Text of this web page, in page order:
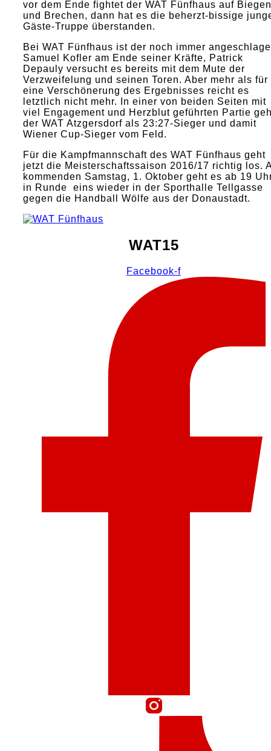
vor dem Ende fightet der WAT Fünfhaus auf Biegen
und Brechen, dann hat es die beherzt-bissige
Gäste-Truppe überstanden.
Bei WAT Fünfhaus ist der noch immer
Samuel Kofler am Ende seiner Kräfte, Patrick
Depauly versucht es bereits mit dem Mute der
Verzweifelung und seinen Toren. Aber mehr als für
eine Verschönerung des Ergebnisses reicht es
letztlich nicht mehr. In einer von beiden Seiten mit
viel Engagement und Herzblut geführten Partie
der WAT Atzgersdorf als 23:27-Sieger und damit
Wiener Cup-Sieger vom Feld.
Für die Kampfmannschaft des WAT Fünfhaus geht
jetzt die Meisterschaftssaison 2016/17 richtig los.
kommenden Samstag, 1. Oktober geht es ab 19
in Runde eins wieder in der Sporthalle Tellgasse
gegen die Handball Wölfe aus der Donaustadt.
WAT15
Facebook-f